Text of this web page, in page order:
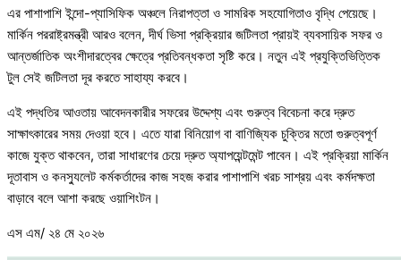
এর পাশাপাশি ইন্দো-প্যাসিফিক অঞ্চলে নিরাপত্তা ও সামরিক সহযোগিতাও বৃদ্ধি পেয়েছে।
মার্কিন পররাষ্ট্রমন্ত্রী আরও বলেন, দীর্ঘ ভিসা প্রক্রিয়ার জটিলতা প্রায়ই ব্যবসায়িক সফর ও
আন্তর্জাতিক অংশীদারত্বের ক্ষেত্রে প্রতিবন্ধকতা সৃষ্টি করে। নতুন এই প্রযুক্তিভিত্তিক
টুল সেই জটিলতা দূর করতে সাহায্য করবে।
এই পদ্ধতির আওতায় আবেদনকারীর সফরের উদ্দেশ্য এবং গুরুত্ব বিবেচনা করে দ্রুত
সাক্ষাৎকারের সময় দেওয়া হবে। এতে যারা বিনিয়োগ বা বাণিজ্যিক চুক্তির মতো গুরুত্বপূর্ণ
কাজে যুক্ত থাকবেন, তারা সাধারণের চেয়ে দ্রুত অ্যাপয়েন্টমেন্ট পাবেন। এই প্রক্রিয়া মার্কিন
দূতাবাস ও কনস্যুলেট কর্মকর্তাদের কাজ সহজ করার পাশাপাশি খরচ সাশ্রয় এবং কর্মদক্ষতা
বাড়াবে বলে আশা করছে ওয়াশিংটন।
এস এম/ ২৪ মে ২০২৬